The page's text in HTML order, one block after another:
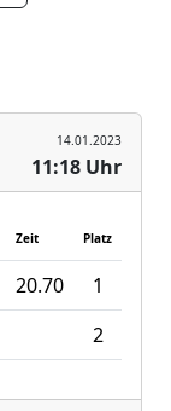
14.01.2023
11:18 Uhr
Zeit Platz
20.70
1
2